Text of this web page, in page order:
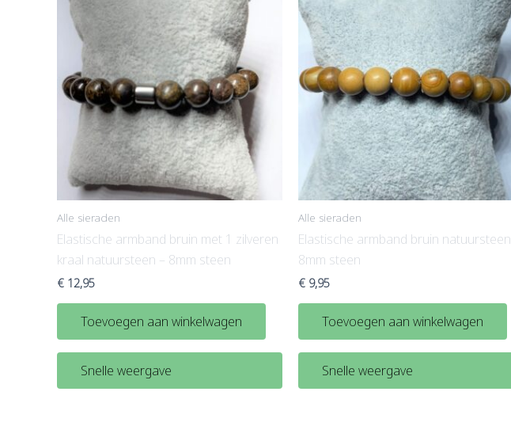
Alle sieraden
Elastische armband bruin met 1 zilveren
kraal natuursteen – 8mm steen
€ 12,95
Toevoegen aan winkelwagen
Snelle weergave
Alle sieraden
Elastische armband bruin natuursteen
8mm steen
€ 9,95
Toevoegen aan winkelwagen
Snelle weergave